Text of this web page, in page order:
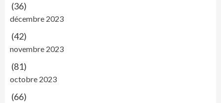
(36)
décembre 2023
(42)
novembre 2023
(81)
octobre 2023
(66)